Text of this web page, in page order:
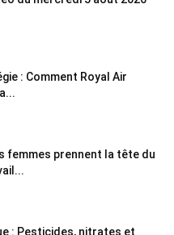
: Comment Royal Air
femmes prennent la tête du
: Pesticides, nitrates et